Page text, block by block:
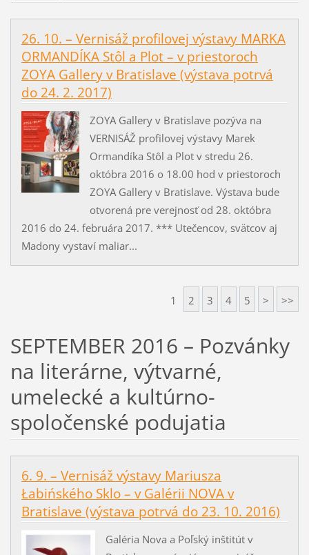
26. 10. – Vernisáž profilovej výstavy MARKA
ORMANDÍKA Stôl a Plot – v priestoroch
ZOYA Gallery v Bratislave (výstava potrvá
do 24. 2. 2017)
ZOYA Gallery v Bratislave pozýva na
VERNISÁŽ profilovej výstavy Marek
Ormandíka Stôl a Plot v stredu 26.
októbra 2016 o 18.00 hod v priestoroch
ZOYA Gallery v Bratislave. Výstava bude
otvorená pre verejnosť od 28. októbra
2016 do 24. februára 2017. *** Utečencov, svätcov aj
Madony vystaví maliar...
1 2 3 4 5 > >>
SEPTEMBER 2016 – Pozvánky
na literárne, výtvarné,
umelecké a kultúrno-
spoločenské podujatia
6. 9. – Vernisáž výstavy Mariusza
Łabińského Sklo – v Galérii NOVA v
Bratislave (výstava potrvá do 23. 10. 2016)
Galéria Nova a Poľský inštitút v